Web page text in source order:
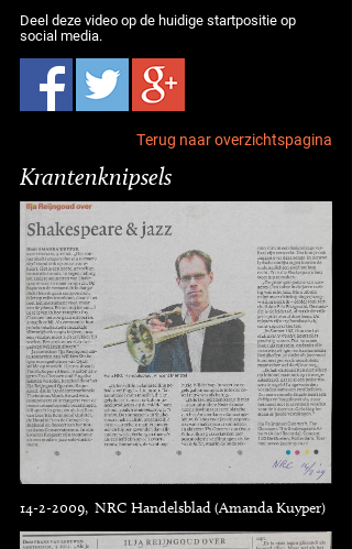
Deel deze video op de huidige startpositie op
social media.
Terug naar overzichtspagina
Krantenknipsels
14-2-2009, NRC Handelsblad (Amanda Kuyper)